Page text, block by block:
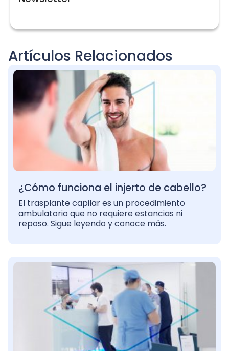
Artículos Relacionados
¿Cómo funciona el injerto de cabello?
El trasplante capilar es un procedimiento
ambulatorio que no requiere estancias ni
reposo. Sigue leyendo y conoce más.